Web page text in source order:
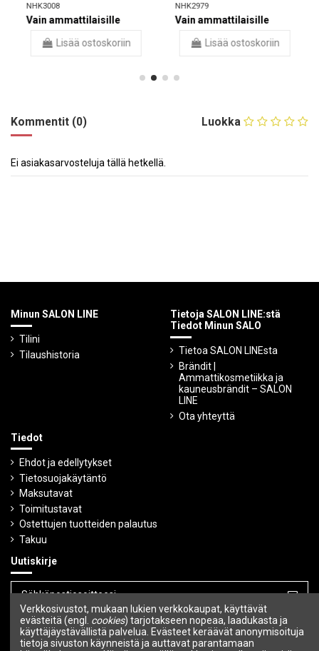
NHK3008
Vain ammattilaisille
Lisää ostoskoriin
NHK2979
Vain ammattilaisille
Lisää ostoskoriin
Luokka
Kommentit (0)
Ei asiakasarvosteluja tällä hetkellä.
Minun SALON LINE
Tilini
Tilaushistoria
Tietoja SALON LINE:stä
Tiedot Minun SALO
Tietoa SALON LINEsta
Brändit |
Ammattikosmetiikka ja
kauneusbrändit – SALON
LINE
Ota yhteyttä
Tiedot
Ehdot ja edellytykset
Tietosuojakäytäntö
Maksutavat
Toimitustavat
Ostettujen tuotteiden palautus
Takuu
Uutiskirje
Voit peruuttaa tilauksen milloin tahansa.
Seuraa meitä
Verkkosivustot, mukaan lukien verkkokaupat, käyttävät
evästeitä (engl. cookies) tarjotakseen nopeaa, laadukasta ja
käyttäjäystävällistä palvelua. Evästeet keräävät anonymisoituja
tietoja sivuston käynneistä ja auttavat parantamaan